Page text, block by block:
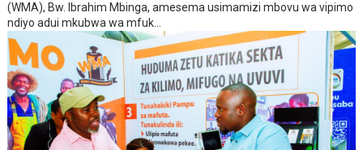
(WMA), Bw. Ibrahim Mbinga, amesema usimamizi mbovu wa vipimo
ndiyo adui mkubwa wa mfuk...